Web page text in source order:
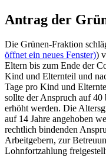
Antrag der
Die Grünen-Fraktion
öffnet ein neues Fenster))
Eltern bis zum Ende der
Kind und Elternteil und
Tage pro Kind und
sollte der Anspruch auf
erhöht werden. Die
auf 14 Jahre angehoben
rechtlich bindenden
Arbeitgebern, zur
Lohnfortzahlung